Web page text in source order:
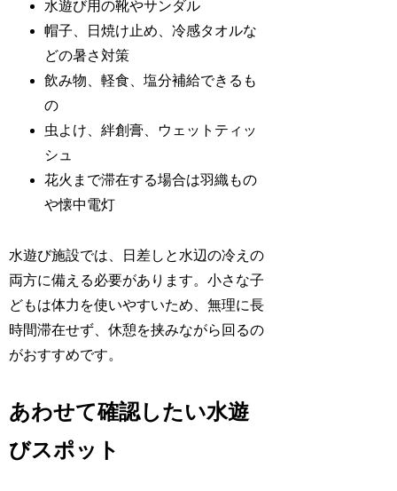
水遊び用の靴やサンダル
帽子、日焼け止め、冷感タオルな
どの暑さ対策
飲み物、軽食、塩分補給できるも
の
虫よけ、絆創膏、ウェットティッ
シュ
花火まで滞在する場合は羽織もの
や懐中電灯
水遊び施設では、日差しと水辺の冷えの
両方に備える必要があります。小さな子
どもは体力を使いやすいため、無理に長
時間滞在せず、休憩を挟みながら回るの
がおすすめです。
あわせて確認したい水遊
びスポット